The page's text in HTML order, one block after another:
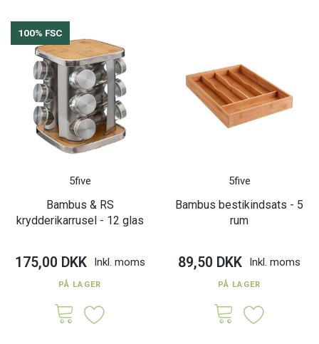
100% FSC
5five
Bambus & RS
krydderikarrusel - 12 glas
175,00 DKK Inkl. moms
PÅ LAGER
5five
Bambus bestikindsats - 5
rum
89,50 DKK Inkl. moms
PÅ LAGER